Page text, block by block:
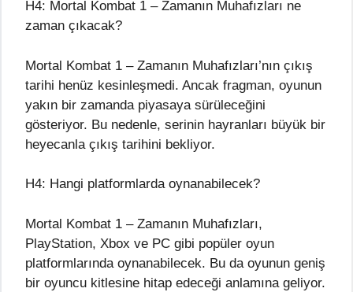
H4: Mortal Kombat 1 – Zamanın Muhafızları ne
zaman çıkacak?
Mortal Kombat 1 – Zamanın Muhafızları’nın çıkış
tarihi henüz kesinleşmedi. Ancak fragman, oyunun
yakın bir zamanda piyasaya sürüleceğini
gösteriyor. Bu nedenle, serinin hayranları büyük bir
heyecanla çıkış tarihini bekliyor.
H4: Hangi platformlarda oynanabilecek?
Mortal Kombat 1 – Zamanın Muhafızları,
PlayStation, Xbox ve PC gibi popüler oyun
platformlarında oynanabilecek. Bu da oyunun geniş
bir oyuncu kitlesine hitap edeceği anlamına geliyor.